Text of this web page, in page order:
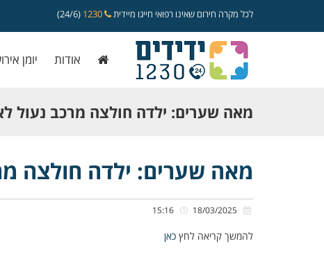
לכל מקרה חירום שאינו רפואי חייגו מיידית (24/6)
אודות יומן
מאה שערים: ילדה חולצה מרכב נעול
מאה שערים: ילדה חולצה
להמשך קריאה לחץ כאן